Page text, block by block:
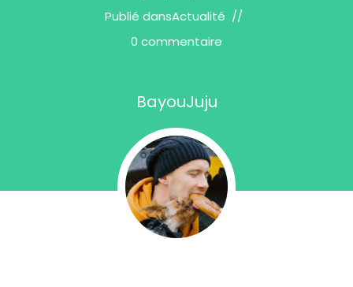
Publié dansActualité
0 commentaire
BayouJuju